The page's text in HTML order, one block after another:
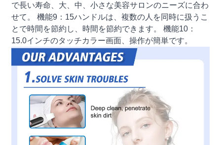
で長い寿命、大、中、小さな美容サロンのニーズに合わ
せて。 機能9：15ハンドルは、複数の人を同時に扱うこ
とで時間を節約し、時間を節約できます。 機能10：
15.0インチのタッチカラー画面、操作が簡単です。